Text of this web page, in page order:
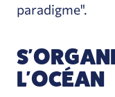
paradigme".
L'OCÉAN